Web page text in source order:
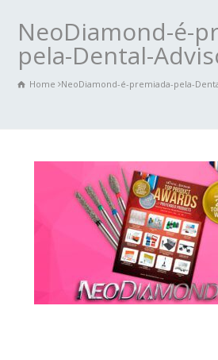
NeoDiamond-é-
pela-Dental-
Home NeoDiamond-é-premiada-pela-